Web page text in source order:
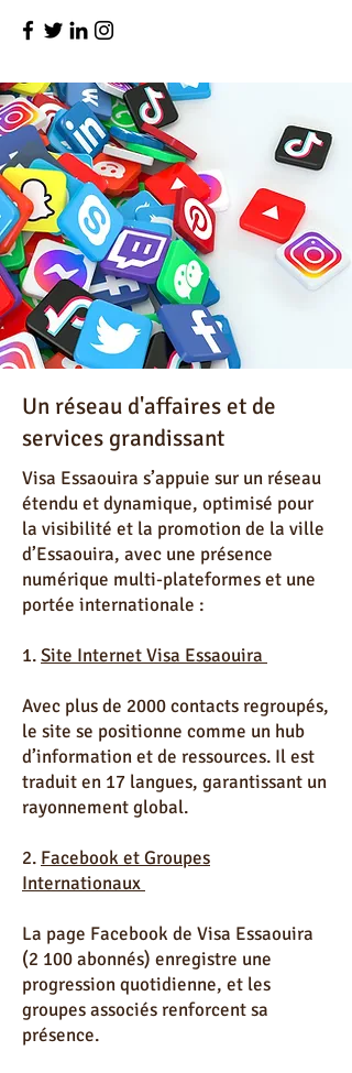
Un réseau d'affaires et de
services grandissant
Visa Essaouira s’appuie sur un réseau
étendu et dynamique, optimisé pour
la visibilité et la promotion de la ville
d’Essaouira, avec une présence
numérique multi-plateformes et une
portée internationale :
1.Site Internet Visa Essaouira
Avec plus de 2000 contacts regroupés,
le site se positionne comme un hub
d’information et de ressources. Il est
traduit en 17 langues, garantissant un
rayonnement global.
2. Facebook et Groupes
Internationaux
La page Facebook de Visa Essaouira
(2 100 abonnés) enregistre une
progression quotidienne, et les
groupes associés renforcent sa
présence.